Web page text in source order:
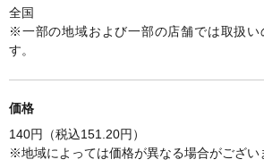
全国
※一部の地域および一部の店舗では取扱い
す。
価格
140円（税込151.20円）
※地域によっては価格が異なる場合がござい